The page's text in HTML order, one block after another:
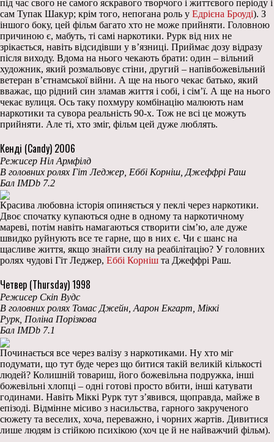
під час свого не самого яскравого творчого і життєвого періоду і
сам Тупак Шакур; крім того, непогана роль у Едрієна Броуді). З
іншого боку, цей фільм багато хто не може прийняти. Головною
причиною є, мабуть, ті самі наркотики. Рурк від них не
зрікається, навіть відсидівши у в’язниці. Приймає дозу відразу
після виходу. Вдома на нього чекають брати: один – вільний
художник, який розмальовує стіни, другий – напівбожевільний
ветеран в’єтнамської війни. А ще на нього чекає батько, який
вважає, що рідний син зламав життя і собі, і сім’ї. А ще на нього
чекає вулиця. Ось таку похмуру комбінацію малюють нам
наркотики та сувора реальність 90-х. Тож не всі це можуть
прийняти. Але ті, хто зміг, фільм цей дуже люблять.
Кенді (Candy) 2006
Режисер Ніл Армфілд
В головних ролях Гіт Леджер, Еббі Корніш, Джеффрі Раш
Бал IMDb 7.2
Красива любовна історія опиняється у пеклі через наркотики.
Двоє спочатку купаються одне в одному та наркотичному
мареві, потім навіть намагаються створити сім’ю, але дуже
швидко руйнують все те гарне, що в них є. Чи є шанс на
щасливе життя, якщо знайти силу на реабілітацію? У головних
ролях чудові Гіт Леджер, Еббі Корніш та Джеффрі Раш.
Четвер (Thursday) 1998
Режисер Скіп Вудс
В головних ролях Томас Джейн, Аарон Екгарт, Міккі
Рурк, Поліна Порізкова
Бал IMDb 7.1
Починається все через валізу з наркотиками. Ну хто міг
подумати, що тут буде через що битися такій великій кількості
людей? Колишній товариш, його божевільна подружка, інші
божевільні хлопці – одні готові просто вбити, інші катувати
годинами. Навіть Міккі Рурк тут з’явився, щоправда, майже в
епізоді. Відмінне місиво з насильства, гарного закрученого
сюжету та веселих, хоча, переважно, і чорних жартів. Дивитися
лише людям із стійкою психікою (хоч це й не найважчий фільм).